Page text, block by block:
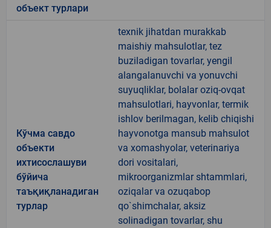
объект турлари
Кўчма савдо
объекти
ихтисослашуви
бўйича
таъқиқланадиган
турлар
texnik jihatdan murakkab
maishiy mahsulotlar, tez
buziladigan tovarlar, yengil
alangalanuvchi va yonuvchi
suyuqliklar, bolalar oziq-ovqat
mahsulotlari, hayvonlar, termik
ishlov berilmagan, kelib chiqishi
hayvonotga mansub mahsulot
va xomashyolar, veterinariya
dori vositalari,
mikroorganizmlar shtammlari,
oziqalar va ozuqabop
qo`shimchalar, aksiz
solinadigan tovarlar, shu